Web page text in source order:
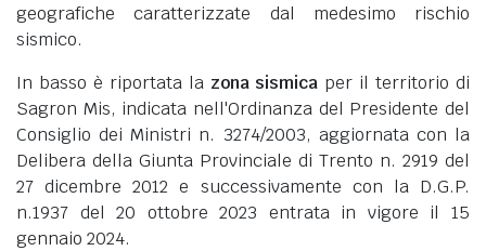
geografiche caratterizzate dal medesimo rischio
sismico.
In basso è riportata la zona sismica per il territorio di
Sagron Mis, indicata nell'Ordinanza del Presidente del
Consiglio dei Ministri n. 3274/2003, aggiornata con la
Delibera della Giunta Provinciale di Trento n. 2919 del
27 dicembre 2012 e successivamente con la D.G.P.
n.1937 del 20 ottobre 2023 entrata in vigore il 15
gennaio 2024.